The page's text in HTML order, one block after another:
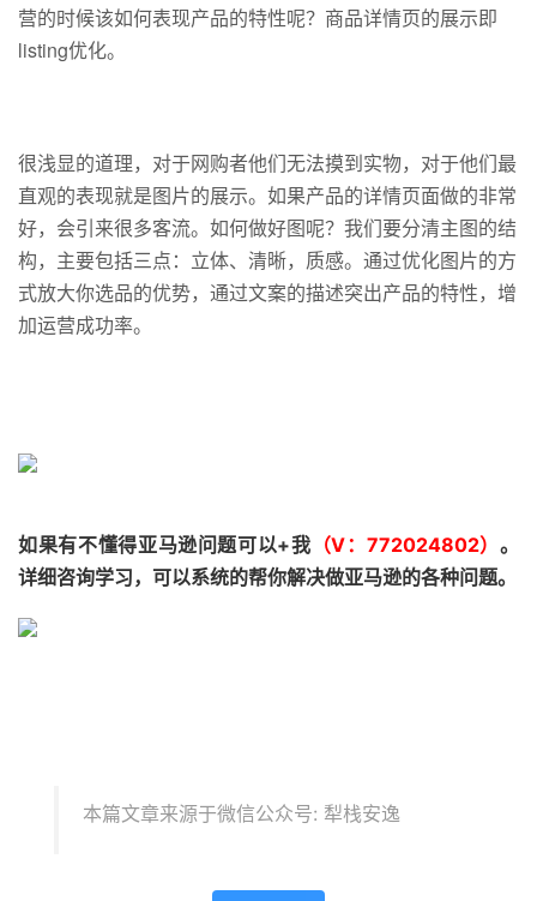
营的时候该如何表现产品的特性呢？商品详情页的展示即
listing优化。
很浅显的道理，对于网购者他们无法摸到实物，对于他们最
直观的表现就是图片的展示。如果产品的详情页面做的非常
好，会引来很多客流。如何做好图呢？我们要分清主图的结
构，主要包括三点：立体、清晰，质感。通过优化图片的方
式放大你选品的优势，通过文案的描述突出产品的特性，增
加运营成功率。
如果有不懂得亚马逊问题可以+我 （V：772024802） 。
详细咨询学习，可以系统的帮你解决做亚马逊的各种问题。
本篇文章来源于微信公众号: 犁栈安逸